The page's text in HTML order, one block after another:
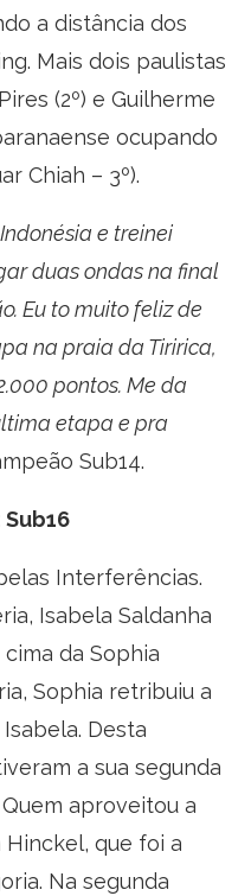
a distância dos
Mais dois paulistas
(2º) e Guilherme
ocupando
Chiah – 3º).
e treinei
duas ondas na final
Eu to muito feliz de
na praia da Tiririca,
pontos. Me da
etapa e pra
Sub14.
Interferências.
Isabela Saldanha
da Sophia
Sophia retribuiu a
Desta
a sua segunda
aproveitou a
que foi a
Na segunda